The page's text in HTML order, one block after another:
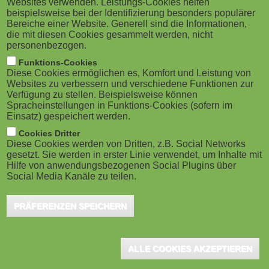
M
o
b
i
l
e
)
g
a
o
n
London (UK), November 2020 - An essential two-day
conference for all senior L&D professionals, the World
of Learning Conference presents delegates with a
fascinating combination of first-hand case-study
presentations, lively panel debates and discussions,
and interactive workshops. The 2020 event has moved
to an online event.
event for all learning and development and HR professionals,
delivering the most cost-effective methods and solutions for more
successful learning results. Now in its 25 year, the World of
Learning exhibition will showcase the latest developments in L&D
Websites verwenden. Leistungs-Cookies helfen
beispielsweise bei der Identifizierung besonders populärer
Bereiche einer Website. Generell sind die Informationen,
die mit diesen Cookies gesammelt werden, nicht
personenbezogen.
Funktions-Cookies
Diese Cookies ermöglichen es, Komfort und Leistung von
Websites zu verbessern und verschiedene Funktionen zur
Verfügung zu stellen. Beispielsweise können
Spracheinstellungen in Funktions-Cookies (sofern im
Einsatz) gespeichert werden.
Cookies Dritter
Diese Cookies werden von Dritten, z.B. Social Networks
gesetzt. Sie werden in erster Linie verwendet, um Inhalte mit
Hilfe von anwendungsbezogenen Social Plugins über
Social Media Kanäle zu teilen.
PRÄFERENZEN SPEICHERN
ALLE COOKIES AKZEPTIEREN